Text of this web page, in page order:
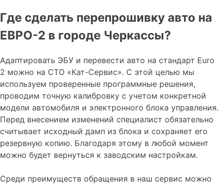
Где сделать перепрошивку авто на
ЕВРО-2 в городе Черкассы?
Адаптировать ЭБУ и перевести авто на стандарт Euro
2 можно на СТО «Кат-Сервис». С этой целью мы
используем проверенные программные решения,
проводим точную калибровку с учетом конкретной
модели автомобиля и электронного блока управления.
Перед внесением изменений специалист обязательно
считывает исходный дамп из блока и сохраняет его
резервную копию. Благодаря этому в любой момент
можно будет вернуться к заводским настройкам.
Среди преимуществ обращения в наш сервис можно